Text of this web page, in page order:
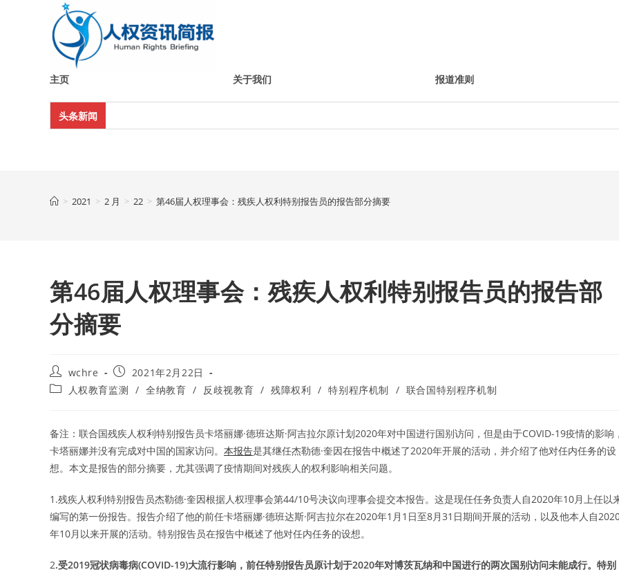
主页 关于我们 报道准则
头条新闻
> 2021 > 2 月 > 22 > 第46届人权理事会：残疾人权利特别报告员的报告部分摘要
第46届人权理事会：残疾人权利特别报告员的报告部
分摘要
Post
author:
wchre
Post
published:
2021年2月22日
Post 人权教育监测 / 全纳教育 / 反歧视教育 / 残障权利 / 特别程序机制 / 联合国特别程序机制
备注：联合国残疾人权利特别报告员卡塔丽娜·德班达斯·阿吉拉尔原计划2020年对中国进行国别访问，但是由于COVID-19疫情的影响，
卡塔丽娜并没有完成对中国的国家访问。 本报告是其继任杰勒德·奎因在报告中概述了2020年开展的活动，并介绍了他对任内任务的设
想。本文是报告的部分摘要，尤其强调了疫情期间对残疾人的权利影响相关问题。
1.残疾人权利特别报告员杰勒德·奎因根据人权理事会第44/10号决议向理事会提交本报告。这是现任任务负责人自2020年10月上任以
编写的第一份报告。报告介绍了他的前任卡塔丽娜·德班达斯·阿吉拉尔在2020年1月1日至8月31日期间开展的活动，以及他本人自
年10月以来开展的活动。特别报告员在报告中概述了他对任内任务的设想。
2.受2019冠状病毒病(COVID-19)大流行影响，前任特别报告员原计划于2020年对博茨瓦纳和中国进行的两次国别访问未能成行。特别